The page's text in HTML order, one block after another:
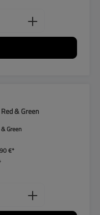
Gib den
& Green
Green
€*
Gib den